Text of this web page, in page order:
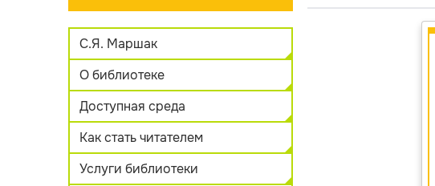
С.Я. Маршак
О библиотеке
Доступная среда
Как стать читателем
Услуги библиотеки